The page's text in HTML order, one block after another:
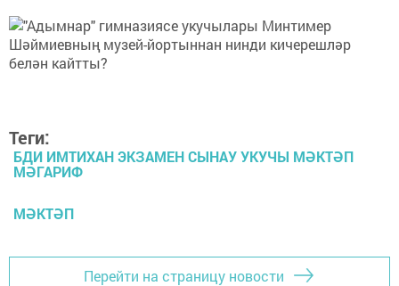
Теги:
БДИ ИМТИХАН ЭКЗАМЕН СЫНАУ УКУЧЫ МӘКТӘП
МӘГАРИФ
МӘКТӘП
Перейти на страницу новости